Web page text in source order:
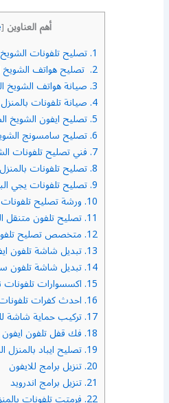
أهم العناوين [
1. تصليح تلفونات
2. تصليح هواتف الشويخ
3. صيانة هواتف الشويخ
4. صيانة تلفونات
5. تصليح ايفون الشويخ
6. تصليح سامسونج
7. فني تصليح تلفونات
8. تصليح تلفونات
9. تصليح تلفونات يجي
10. ورشة تصليح
11. تصليح تلفون متنقل
12. متخصص تصليح
13. تبديل شاشة تلفون
14. تبديل شاشة تلفون
15. اكسسوارات تلفونات
16. احدث كفرات تلفونات
17. تركيب حماية شاشة
18. فك قفل تلفون ايفون
19. تصليح ايباد بالمنزل
20. تنزيل برامج للايفون
21. تنزيل برامج اندرويد